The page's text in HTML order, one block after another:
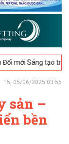
tạo trong Ngành
T5, 05/06/2025 03:55
sản –
bền